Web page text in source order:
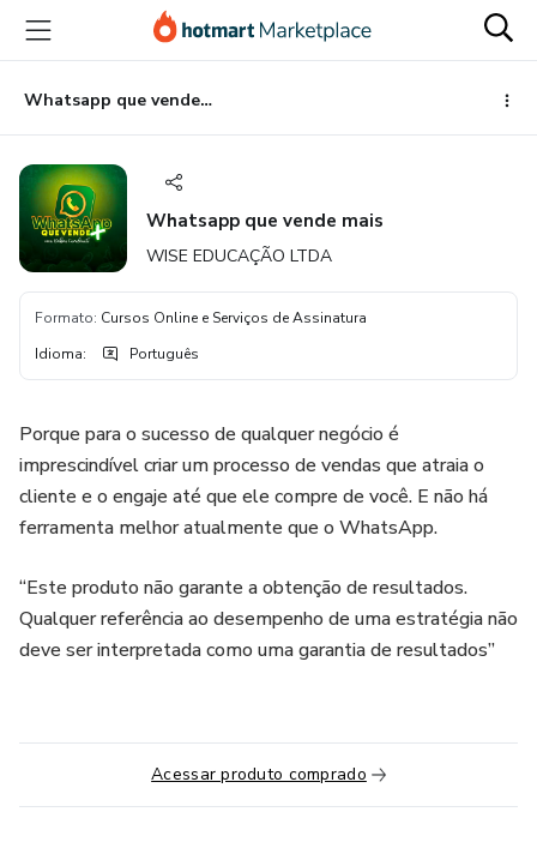
para
conteúdo
principal
para
pagamento
para
rodapé
Whatsapp que vende mais
Whatsapp que vende mais
WISE EDUCAÇÃO LTDA
Formato: Cursos Online e Serviços de Assinatura
Idioma: Português
Porque para o sucesso de qualquer negócio é
imprescindível criar um processo de vendas que atraia o
cliente e o engaje até que ele compre de você. E não há
ferramenta melhor atualmente que o WhatsApp.
“Este produto não garante a obtenção de resultados.
Qualquer referência ao desempenho de uma estratégia não
deve ser interpretada como uma garantia de resultados”
Acessar produto comprado